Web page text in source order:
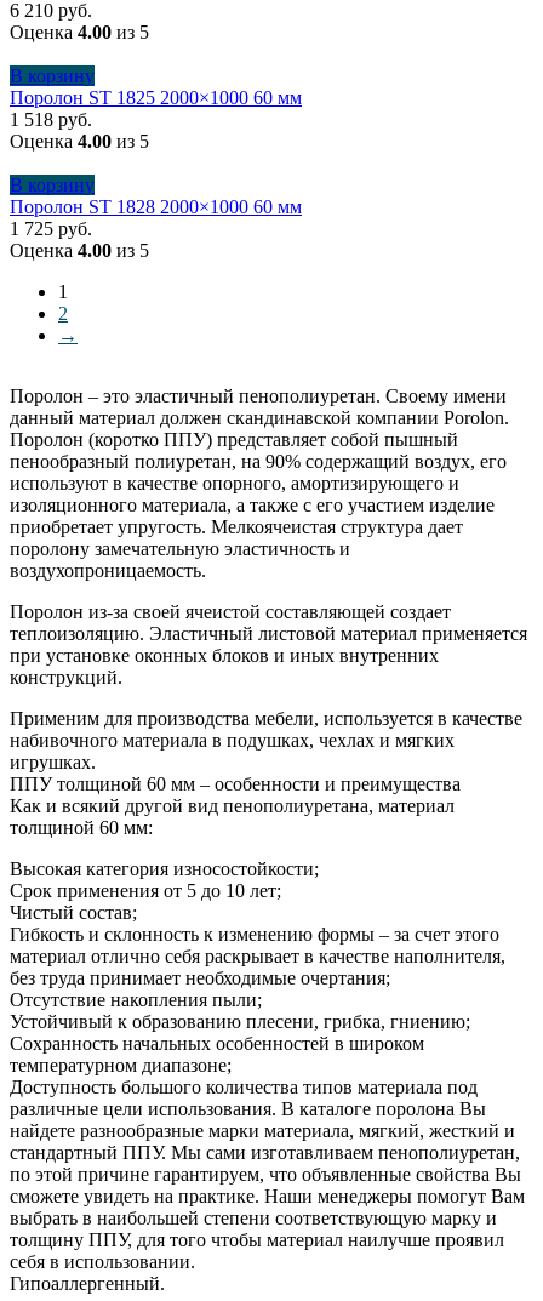
6 210 руб.
Оценка 4.00 из 5
В корзину
Поролон ST 1825 2000×1000 60 мм
1 518 руб.
Оценка 4.00 из 5
В корзину
Поролон ST 1828 2000×1000 60 мм
1 725 руб.
Оценка 4.00 из 5
1
2
→
Поролон – это эластичный пенополиуретан. Своему имени
данный материал должен скандинавской компании Porolon.
Поролон (коротко ППУ) представляет собой пышный
пенообразный полиуретан, на 90% содержащий воздух, его
используют в качестве опорного, амортизирующего и
изоляционного материала, а также с его участием изделие
приобретает упругость. Мелкоячеистая структура дает
поролону замечательную эластичность и
воздухопроницаемость.
Поролон из-за своей ячеистой составляющей создает
теплоизоляцию. Эластичный листовой материал применяется
при установке оконных блоков и иных внутренних
конструкций.
Применим для производства мебели, используется в качестве
набивочного материала в подушках, чехлах и мягких
игрушках.
ППУ толщиной 60 мм – особенности и преимущества
Как и всякий другой вид пенополиуретана, материал
толщиной 60 мм:
Высокая категория износостойкости;
Срок применения от 5 до 10 лет;
Чистый состав;
Гибкость и склонность к изменению формы – за счет этого
материал отлично себя раскрывает в качестве наполнителя,
без труда принимает необходимые очертания;
Отсутствие накопления пыли;
Устойчивый к образованию плесени, грибка, гниению;
Сохранность начальных особенностей в широком
температурном диапазоне;
Доступность большого количества типов материала под
различные цели использования. В каталоге поролона Вы
найдете разнообразные марки материала, мягкий, жесткий и
стандартный ППУ. Мы сами изготавливаем пенополиуретан,
по этой причине гарантируем, что объявленные свойства Вы
сможете увидеть на практике. Наши менеджеры помогут Вам
выбрать в наибольшей степени соответствующую марку и
толщину ППУ, для того чтобы материал наилучше проявил
себя в использовании.
Гипоаллергенный.